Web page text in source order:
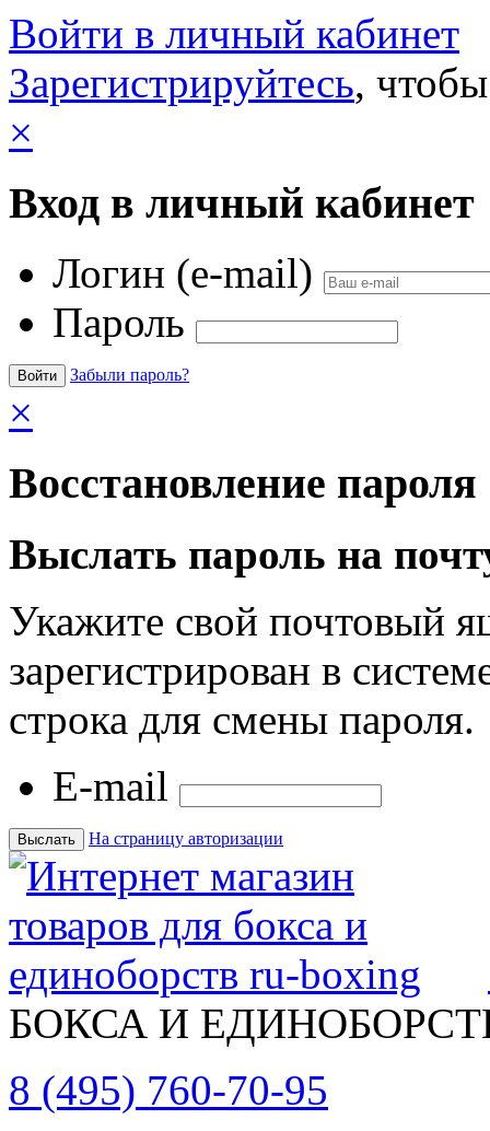
Войти в личный кабинет
Зарегистрируйтесь,
×
Вход в личный кабинет
Логин (e-mail)
Пароль
Забыли пароль?
×
Восстановление пароля
Выслать пароль на
Укажите свой почтовый
зарегистрирован в
строка для смены пароля.
E-mail
На страницу авторизации
БОКСА И
8 (495) 760-70-95